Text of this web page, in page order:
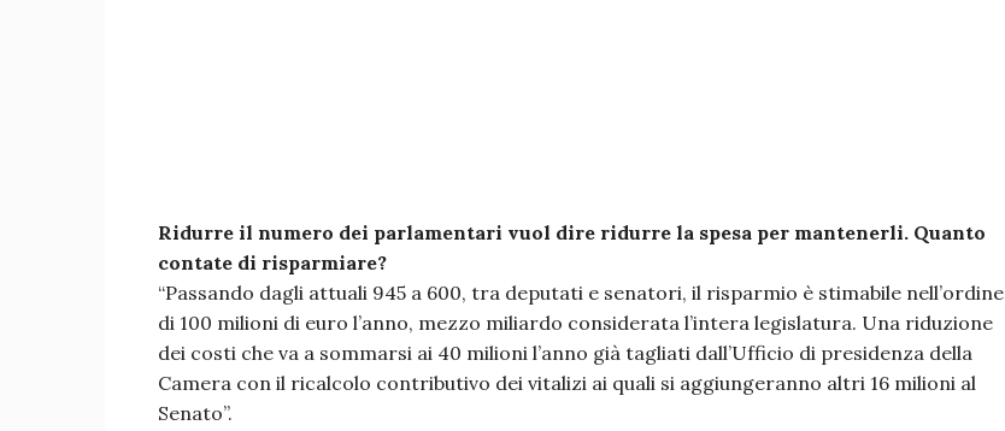
Ridurre il numero dei parlamentari vuol dire ridurre la spesa per mantenerli. Quanto
contate di risparmiare?
“Passando dagli attuali 945 a 600, tra deputati e senatori, il risparmio è stimabile nell’ordine
di 100 milioni di euro l’anno, mezzo miliardo considerata l’intera legislatura. Una riduzione
dei costi che va a sommarsi ai 40 milioni l’anno già tagliati dall’Ufficio di presidenza della
Camera con il ricalcolo contributivo dei vitalizi ai quali si aggiungeranno altri 16 milioni al
Senato”.